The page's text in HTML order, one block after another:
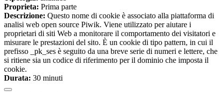
Proprieta: Prima parte
Descrizione: Questo nome di cookie è associato alla piattaforma di
analisi web open source Piwik. Viene utilizzato per aiutare i
proprietari di siti Web a monitorare il comportamento dei visitatori e
misurare le prestazioni del sito. È un cookie di tipo pattern, in cui il
prefisso _pk_ses è seguito da una breve serie di numeri e lettere, che
si ritiene sia un codice di riferimento per il dominio che imposta il
cookie.
Durata: 30 minuti